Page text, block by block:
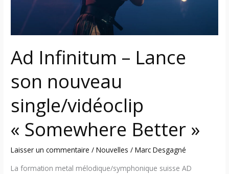
Ad Infinitum – Lance
son nouveau
single/vidéoclip
« Somewhere Better »
Laisser un commentaire /Nouvelles /Marc Desgagné
La formation metal mélodique/symphonique suisse AD
single/vidéoclip